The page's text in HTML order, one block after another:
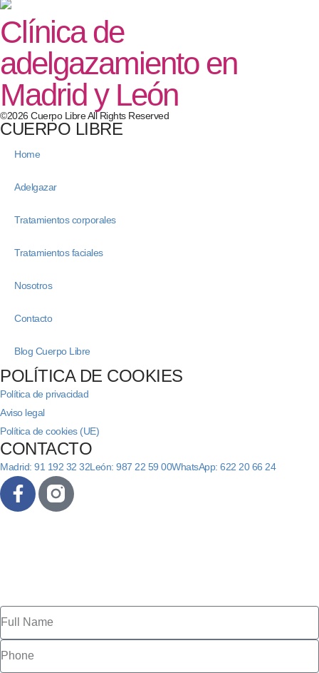
Clínica de
adelgazamiento en
Madrid y León
©2026 Cuerpo Libre All Rights Reserved
CUERPO LIBRE
Home
Adelgazar
Tratamientos corporales
Tratamientos faciales
Nosotros
Contacto
Blog Cuerpo Libre
POLÍTICA DE COOKIES
Política de privacidad
Aviso legal
Política de cookies (UE)
CONTACTO
Madrid: 91 192 32 32León: 987 22 59 00WhatsApp: 622 20 66 24